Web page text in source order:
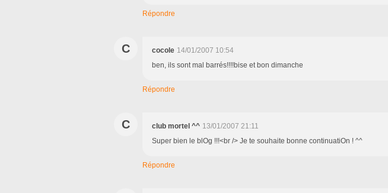
Répondre
C cocole 14/01/2007 10:54
ben, ils sont mal barrés!!!!bise et bon dimanche
Répondre
C club mortel ^^ 13/01/2007 21:11
Super bien le blOg !!!<br /> Je te souhaite bonne continuatiOn ! ^^
Répondre